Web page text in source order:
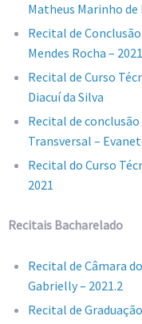
Matheus Marinho de
Recital de
Mendes Rocha –
Recital de Curso
Diacuí da Silva
Recital de
Transversal –
Recital do Curso
2021
Recitais Bacharelado
Recital de Câmara
Gabrielly – 2021.2
Recital de